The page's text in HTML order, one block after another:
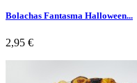
Bolachas Fantasma Halloween...
Preço
2,95 €